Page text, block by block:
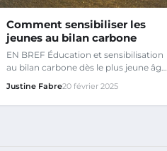
Comment sensibiliser les
jeunes au bilan carbone
EN BREF Éducation et sensibilisation
au bilan carbone dès le plus jeune âge
Intégration des enjeux…
Justine Fabre20 février 2025